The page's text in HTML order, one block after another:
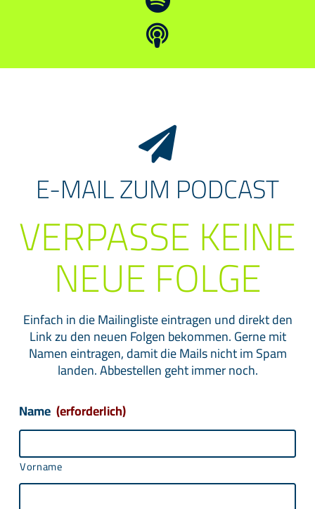
E-MAIL ZUM PODCAST
VERPASSE KEINE
NEUE FOLGE
Einfach in die Mailingliste eintragen und direkt den
Link zu den neuen Folgen bekommen. Gerne mit
Namen eintragen, damit die Mails nicht im Spam
landen. Abbestellen geht immer noch.
Name (erforderlich)
Vorname